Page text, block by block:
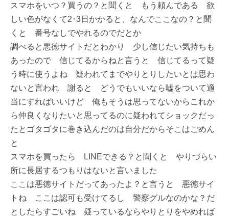
スマホをいつ？買うの？と聞くと もう頼んである 欲
しい色がなくて2･3日かかると、なんでここなの？と聞
くと 番号なしでやれるのでだとか
調べると悪徳サイトだとわかり 少し信じたい気持ちも
あったので 信じてるからねと言うと 信じてるって疑
う時に使うよね 疑われてまでやりとりしたいとは思わ
ないと言われ 謝ると どうでもいいなら嘘をついて適
当にすればいいけど 俺もそうは思ってないからこれか
ら仲良くなりたいと思ってるのに疑われてショックだっ
たとゴタゴタに巻き込んだのは自分だからそこはごめん
と
スマホを買ったら LINEできる？と聞くと やりづらい
所に長居するつもりはないと言いました
ここは悪徳サイトだってあったよ？と言うと 悪徳サイ
トね ここは認可も受けてるし 警察グルなのかな？だ
としたらすごいね 疑っているならやりとりをやめれば